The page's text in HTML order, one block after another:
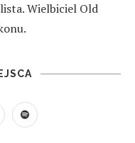
Wielbiciel Old